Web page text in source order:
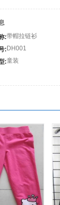
:带帽拉链衫
: DH001
:童装